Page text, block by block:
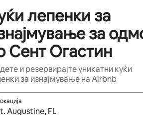
лепенки за
за
Сент Огастин
и резервирајте уникатни куќи
за изнајмување на Airbnb
резултатите се достапни, движете се